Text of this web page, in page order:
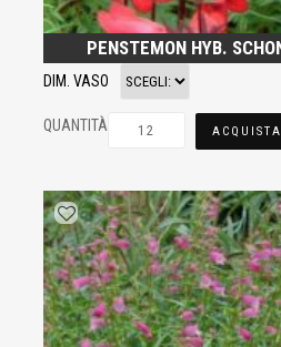
PENSTEMON HYB.
DIM. VASO
QUANTITÀ ACQUISTA